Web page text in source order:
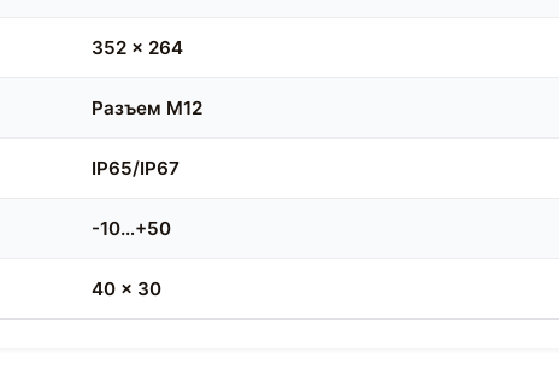
352 x 264
Разъем M12
IP65/IP67
-10…+50
40 x 30